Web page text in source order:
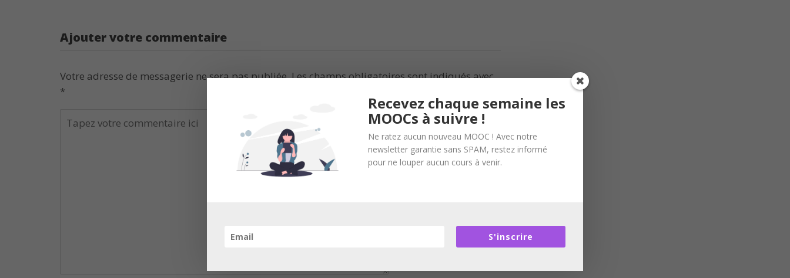
Ajouter votre commentaire
Votre adresse de messagerie ne sera pas publiée.Les champs obligatoires sont indiqués avec
*
Recevez chaque semaine les
MOOCs à suivre !
Ne ratez aucun nouveau MOOC ! Avec notre
newsletter garantie sans SPAM, restez informé
pour ne louper aucun cours à venir.
S'inscrire